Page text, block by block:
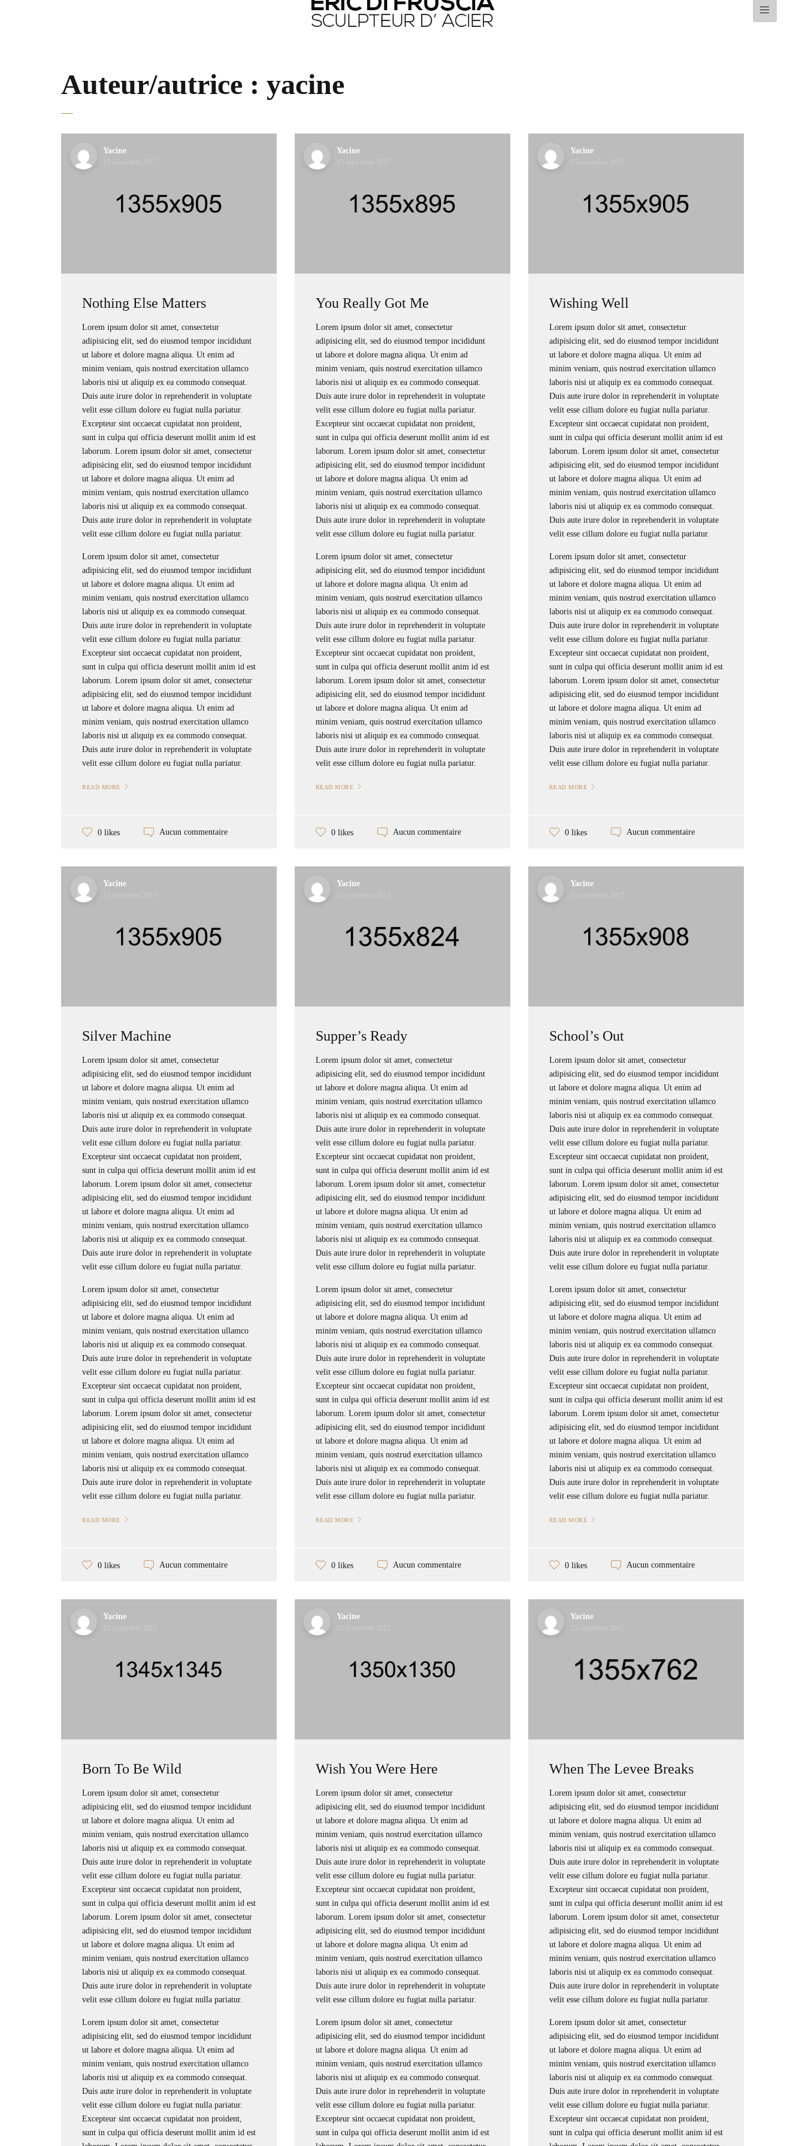
Auteur/autrice : yacine
Yacine
Nothing Else Matters
Lorem ipsum dolor sit amet, consectetur
adipisicing elit, sed do eiusmod tempor incididunt
ut labore et dolore magna aliqua. Ut enim ad
minim veniam, quis nostrud exercitation ullamco
laboris nisi ut aliquip ex ea commodo consequat.
Duis aute irure dolor in reprehenderit in voluptate
velit esse cillum dolore eu fugiat nulla pariatur.
Excepteur sint occaecat cupidatat non proident,
sunt in culpa qui officia deserunt mollit anim id est
laborum. Lorem ipsum dolor sit amet, consectetur
adipisicing elit, sed do eiusmod tempor incididunt
ut labore et dolore magna aliqua. Ut enim ad
minim veniam, quis nostrud exercitation ullamco
laboris nisi ut aliquip ex ea commodo consequat.
Duis aute irure dolor in reprehenderit in voluptate
velit esse cillum dolore eu fugiat nulla pariatur.
Lorem ipsum dolor sit amet, consectetur
adipisicing elit, sed do eiusmod tempor incididunt
ut labore et dolore magna aliqua. Ut enim ad
minim veniam, quis nostrud exercitation ullamco
laboris nisi ut aliquip ex ea commodo consequat.
Duis aute irure dolor in reprehenderit in voluptate
velit esse cillum dolore eu fugiat nulla pariatur.
Excepteur sint occaecat cupidatat non proident,
sunt in culpa qui officia deserunt mollit anim id est
laborum. Lorem ipsum dolor sit amet, consectetur
adipisicing elit, sed do eiusmod tempor incididunt
ut labore et dolore magna aliqua. Ut enim ad
minim veniam, quis nostrud exercitation ullamco
laboris nisi ut aliquip ex ea commodo consequat.
Duis aute irure dolor in reprehenderit in voluptate
velit esse cillum dolore eu fugiat nulla pariatur.
READ MORE
0 likes Aucun commentaire
Yacine
You Really Got Me
Lorem ipsum dolor sit amet, consectetur
adipisicing elit, sed do eiusmod tempor incididunt
ut labore et dolore magna aliqua. Ut enim ad
minim veniam, quis nostrud exercitation ullamco
laboris nisi ut aliquip ex ea commodo consequat.
Duis aute irure dolor in reprehenderit in voluptate
velit esse cillum dolore eu fugiat nulla pariatur.
Excepteur sint occaecat cupidatat non proident,
sunt in culpa qui officia deserunt mollit anim id est
laborum. Lorem ipsum dolor sit amet, consectetur
adipisicing elit, sed do eiusmod tempor incididunt
ut labore et dolore magna aliqua. Ut enim ad
minim veniam, quis nostrud exercitation ullamco
laboris nisi ut aliquip ex ea commodo consequat.
Duis aute irure dolor in reprehenderit in voluptate
velit esse cillum dolore eu fugiat nulla pariatur.
Lorem ipsum dolor sit amet, consectetur
adipisicing elit, sed do eiusmod tempor incididunt
ut labore et dolore magna aliqua. Ut enim ad
minim veniam, quis nostrud exercitation ullamco
laboris nisi ut aliquip ex ea commodo consequat.
Duis aute irure dolor in reprehenderit in voluptate
velit esse cillum dolore eu fugiat nulla pariatur.
Excepteur sint occaecat cupidatat non proident,
sunt in culpa qui officia deserunt mollit anim id est
laborum. Lorem ipsum dolor sit amet, consectetur
adipisicing elit, sed do eiusmod tempor incididunt
ut labore et dolore magna aliqua. Ut enim ad
minim veniam, quis nostrud exercitation ullamco
laboris nisi ut aliquip ex ea commodo consequat.
Duis aute irure dolor in reprehenderit in voluptate
velit esse cillum dolore eu fugiat nulla pariatur.
READ MORE
0 likes Aucun commentaire
Yacine
Wishing Well
Lorem ipsum dolor sit amet, consectetur
adipisicing elit, sed do eiusmod tempor incididunt
ut labore et dolore magna aliqua. Ut enim ad
minim veniam, quis nostrud exercitation ullamco
laboris nisi ut aliquip ex ea commodo consequat.
Duis aute irure dolor in reprehenderit in voluptate
velit esse cillum dolore eu fugiat nulla pariatur.
Excepteur sint occaecat cupidatat non proident,
sunt in culpa qui officia deserunt mollit anim id est
laborum. Lorem ipsum dolor sit amet, consectetur
adipisicing elit, sed do eiusmod tempor incididunt
ut labore et dolore magna aliqua. Ut enim ad
minim veniam, quis nostrud exercitation ullamco
laboris nisi ut aliquip ex ea commodo consequat.
Duis aute irure dolor in reprehenderit in voluptate
velit esse cillum dolore eu fugiat nulla pariatur.
Lorem ipsum dolor sit amet, consectetur
adipisicing elit, sed do eiusmod tempor incididunt
ut labore et dolore magna aliqua. Ut enim ad
minim veniam, quis nostrud exercitation ullamco
laboris nisi ut aliquip ex ea commodo consequat.
Duis aute irure dolor in reprehenderit in voluptate
velit esse cillum dolore eu fugiat nulla pariatur.
Excepteur sint occaecat cupidatat non proident,
sunt in culpa qui officia deserunt mollit anim id est
laborum. Lorem ipsum dolor sit amet, consectetur
adipisicing elit, sed do eiusmod tempor incididunt
ut labore et dolore magna aliqua. Ut enim ad
minim veniam, quis nostrud exercitation ullamco
laboris nisi ut aliquip ex ea commodo consequat.
Duis aute irure dolor in reprehenderit in voluptate
velit esse cillum dolore eu fugiat nulla pariatur.
READ MORE
0 likes Aucun commentaire
Yacine
Silver Machine
Lorem ipsum dolor sit amet, consectetur
adipisicing elit, sed do eiusmod tempor incididunt
ut labore et dolore magna aliqua. Ut enim ad
minim veniam, quis nostrud exercitation ullamco
laboris nisi ut aliquip ex ea commodo consequat.
Duis aute irure dolor in reprehenderit in voluptate
velit esse cillum dolore eu fugiat nulla pariatur.
Excepteur sint occaecat cupidatat non proident,
sunt in culpa qui officia deserunt mollit anim id est
laborum. Lorem ipsum dolor sit amet, consectetur
adipisicing elit, sed do eiusmod tempor incididunt
ut labore et dolore magna aliqua. Ut enim ad
minim veniam, quis nostrud exercitation ullamco
laboris nisi ut aliquip ex ea commodo consequat.
Duis aute irure dolor in reprehenderit in voluptate
velit esse cillum dolore eu fugiat nulla pariatur.
Lorem ipsum dolor sit amet, consectetur
adipisicing elit, sed do eiusmod tempor incididunt
ut labore et dolore magna aliqua. Ut enim ad
minim veniam, quis nostrud exercitation ullamco
laboris nisi ut aliquip ex ea commodo consequat.
Duis aute irure dolor in reprehenderit in voluptate
velit esse cillum dolore eu fugiat nulla pariatur.
Excepteur sint occaecat cupidatat non proident,
sunt in culpa qui officia deserunt mollit anim id est
laborum. Lorem ipsum dolor sit amet, consectetur
adipisicing elit, sed do eiusmod tempor incididunt
ut labore et dolore magna aliqua. Ut enim ad
minim veniam, quis nostrud exercitation ullamco
laboris nisi ut aliquip ex ea commodo consequat.
Duis aute irure dolor in reprehenderit in voluptate
velit esse cillum dolore eu fugiat nulla pariatur.
READ MORE
0 likes Aucun commentaire
Yacine
Supper’s Ready
Lorem ipsum dolor sit amet, consectetur
adipisicing elit, sed do eiusmod tempor incididunt
ut labore et dolore magna aliqua. Ut enim ad
minim veniam, quis nostrud exercitation ullamco
laboris nisi ut aliquip ex ea commodo consequat.
Duis aute irure dolor in reprehenderit in voluptate
velit esse cillum dolore eu fugiat nulla pariatur.
Excepteur sint occaecat cupidatat non proident,
sunt in culpa qui officia deserunt mollit anim id est
laborum. Lorem ipsum dolor sit amet, consectetur
adipisicing elit, sed do eiusmod tempor incididunt
ut labore et dolore magna aliqua. Ut enim ad
minim veniam, quis nostrud exercitation ullamco
laboris nisi ut aliquip ex ea commodo consequat.
Duis aute irure dolor in reprehenderit in voluptate
velit esse cillum dolore eu fugiat nulla pariatur.
Lorem ipsum dolor sit amet, consectetur
adipisicing elit, sed do eiusmod tempor incididunt
ut labore et dolore magna aliqua. Ut enim ad
minim veniam, quis nostrud exercitation ullamco
laboris nisi ut aliquip ex ea commodo consequat.
Duis aute irure dolor in reprehenderit in voluptate
velit esse cillum dolore eu fugiat nulla pariatur.
Excepteur sint occaecat cupidatat non proident,
sunt in culpa qui officia deserunt mollit anim id est
laborum. Lorem ipsum dolor sit amet, consectetur
adipisicing elit, sed do eiusmod tempor incididunt
ut labore et dolore magna aliqua. Ut enim ad
minim veniam, quis nostrud exercitation ullamco
laboris nisi ut aliquip ex ea commodo consequat.
Duis aute irure dolor in reprehenderit in voluptate
velit esse cillum dolore eu fugiat nulla pariatur.
READ MORE
0 likes Aucun commentaire
Yacine
School’s Out
Lorem ipsum dolor sit amet, consectetur
adipisicing elit, sed do eiusmod tempor incididunt
ut labore et dolore magna aliqua. Ut enim ad
minim veniam, quis nostrud exercitation ullamco
laboris nisi ut aliquip ex ea commodo consequat.
Duis aute irure dolor in reprehenderit in voluptate
velit esse cillum dolore eu fugiat nulla pariatur.
Excepteur sint occaecat cupidatat non proident,
sunt in culpa qui officia deserunt mollit anim id est
laborum. Lorem ipsum dolor sit amet, consectetur
adipisicing elit, sed do eiusmod tempor incididunt
ut labore et dolore magna aliqua. Ut enim ad
minim veniam, quis nostrud exercitation ullamco
laboris nisi ut aliquip ex ea commodo consequat.
Duis aute irure dolor in reprehenderit in voluptate
velit esse cillum dolore eu fugiat nulla pariatur.
Lorem ipsum dolor sit amet, consectetur
adipisicing elit, sed do eiusmod tempor incididunt
ut labore et dolore magna aliqua. Ut enim ad
minim veniam, quis nostrud exercitation ullamco
laboris nisi ut aliquip ex ea commodo consequat.
Duis aute irure dolor in reprehenderit in voluptate
velit esse cillum dolore eu fugiat nulla pariatur.
Excepteur sint occaecat cupidatat non proident,
sunt in culpa qui officia deserunt mollit anim id est
laborum. Lorem ipsum dolor sit amet, consectetur
adipisicing elit, sed do eiusmod tempor incididunt
ut labore et dolore magna aliqua. Ut enim ad
minim veniam, quis nostrud exercitation ullamco
laboris nisi ut aliquip ex ea commodo consequat.
Duis aute irure dolor in reprehenderit in voluptate
velit esse cillum dolore eu fugiat nulla pariatur.
READ MORE
0 likes Aucun commentaire
Yacine
Born To Be Wild
Lorem ipsum dolor sit amet, consectetur
adipisicing elit, sed do eiusmod tempor incididunt
ut labore et dolore magna aliqua. Ut enim ad
minim veniam, quis nostrud exercitation ullamco
laboris nisi ut aliquip ex ea commodo consequat.
Duis aute irure dolor in reprehenderit in voluptate
velit esse cillum dolore eu fugiat nulla pariatur.
Excepteur sint occaecat cupidatat non proident,
sunt in culpa qui officia deserunt mollit anim id est
laborum. Lorem ipsum dolor sit amet, consectetur
adipisicing elit, sed do eiusmod tempor incididunt
ut labore et dolore magna aliqua. Ut enim ad
minim veniam, quis nostrud exercitation ullamco
laboris nisi ut aliquip ex ea commodo consequat.
Duis aute irure dolor in reprehenderit in voluptate
velit esse cillum dolore eu fugiat nulla pariatur.
Lorem ipsum dolor sit amet, consectetur
adipisicing elit, sed do eiusmod tempor incididunt
ut labore et dolore magna aliqua. Ut enim ad
minim veniam, quis nostrud exercitation ullamco
laboris nisi ut aliquip ex ea commodo consequat.
Duis aute irure dolor in reprehenderit in voluptate
velit esse cillum dolore eu fugiat nulla pariatur.
Excepteur sint occaecat cupidatat non proident,
sunt in culpa qui officia deserunt mollit anim id est
Yacine
Wish You Were Here
Lorem ipsum dolor sit amet, consectetur
adipisicing elit, sed do eiusmod tempor incididunt
ut labore et dolore magna aliqua. Ut enim ad
minim veniam, quis nostrud exercitation ullamco
laboris nisi ut aliquip ex ea commodo consequat.
Duis aute irure dolor in reprehenderit in voluptate
velit esse cillum dolore eu fugiat nulla pariatur.
Excepteur sint occaecat cupidatat non proident,
sunt in culpa qui officia deserunt mollit anim id est
laborum. Lorem ipsum dolor sit amet, consectetur
adipisicing elit, sed do eiusmod tempor incididunt
ut labore et dolore magna aliqua. Ut enim ad
minim veniam, quis nostrud exercitation ullamco
laboris nisi ut aliquip ex ea commodo consequat.
Duis aute irure dolor in reprehenderit in voluptate
velit esse cillum dolore eu fugiat nulla pariatur.
Lorem ipsum dolor sit amet, consectetur
adipisicing elit, sed do eiusmod tempor incididunt
ut labore et dolore magna aliqua. Ut enim ad
minim veniam, quis nostrud exercitation ullamco
laboris nisi ut aliquip ex ea commodo consequat.
Duis aute irure dolor in reprehenderit in voluptate
velit esse cillum dolore eu fugiat nulla pariatur.
Excepteur sint occaecat cupidatat non proident,
sunt in culpa qui officia deserunt mollit anim id est
Yacine
When The Levee Breaks
Lorem ipsum dolor sit amet, consectetur
adipisicing elit, sed do eiusmod tempor incididunt
ut labore et dolore magna aliqua. Ut enim ad
minim veniam, quis nostrud exercitation ullamco
laboris nisi ut aliquip ex ea commodo consequat.
Duis aute irure dolor in reprehenderit in voluptate
velit esse cillum dolore eu fugiat nulla pariatur.
Excepteur sint occaecat cupidatat non proident,
sunt in culpa qui officia deserunt mollit anim id est
laborum. Lorem ipsum dolor sit amet, consectetur
adipisicing elit, sed do eiusmod tempor incididunt
ut labore et dolore magna aliqua. Ut enim ad
minim veniam, quis nostrud exercitation ullamco
laboris nisi ut aliquip ex ea commodo consequat.
Duis aute irure dolor in reprehenderit in voluptate
velit esse cillum dolore eu fugiat nulla pariatur.
Lorem ipsum dolor sit amet, consectetur
adipisicing elit, sed do eiusmod tempor incididunt
ut labore et dolore magna aliqua. Ut enim ad
minim veniam, quis nostrud exercitation ullamco
laboris nisi ut aliquip ex ea commodo consequat.
Duis aute irure dolor in reprehenderit in voluptate
velit esse cillum dolore eu fugiat nulla pariatur.
Excepteur sint occaecat cupidatat non proident,
sunt in culpa qui officia deserunt mollit anim id est